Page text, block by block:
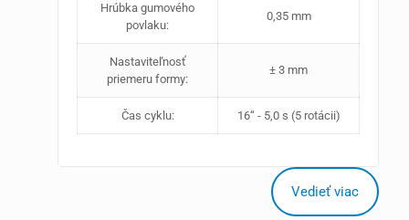
Hrúbka gumového
povlaku:
0,35 mm
Nastaviteľnosť
priemeru formy:
± 3 mm
Čas cyklu: 16‘‘ - 5,0 s (5 rotácii)
Vedieť viac